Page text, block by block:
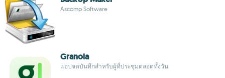
Ascomp Software
Granola
แอปจดบันทึกสำหรับผู้ที่ประชุมตลอดทั้งวัน